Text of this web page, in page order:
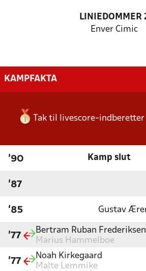
LINIEDOMMER
Enver Cimic
KAMPFAKTA
Tak til livescore-indberetter
'90 Kamp slut
'87
'85 Gustav
'77
Bertram Ruban Frederiksen
Marius Hammelboe
'77
Noah Kirkegaard
Malte Lemmike